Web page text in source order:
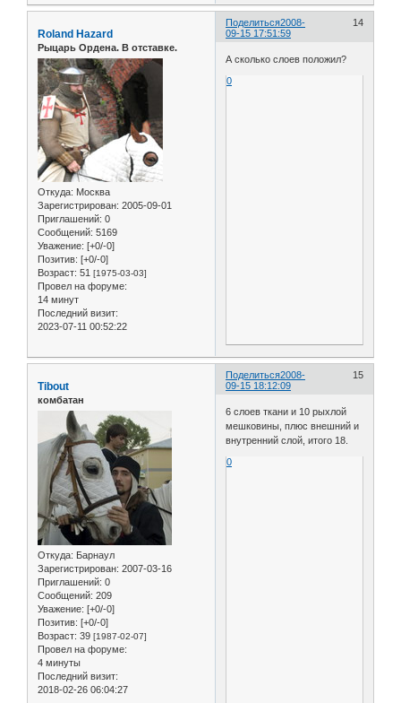
Поделиться 14
2008-
09-15 17:51:59
Roland Hazard
Рыцарь Ордена. В отставке.
Откуда: Москва
Зарегистрирован: 2005-09-01
Приглашений: 0
Сообщений: 5169
Уважение: [+0/-0]
Позитив: [+0/-0]
Возраст: 51 [1975-03-03]
Провел на форуме:
14 минут
Последний визит:
2023-07-11 00:52:22
А сколько слоев положил?
0
Поделиться 15
2008-
09-15 18:12:09
Tibout
комбатан
Откуда: Барнаул
Зарегистрирован: 2007-03-16
Приглашений: 0
Сообщений: 209
Уважение: [+0/-0]
Позитив: [+0/-0]
Возраст: 39 [1987-02-07]
Провел на форуме:
4 минуты
Последний визит:
2018-02-26 06:04:27
6 слоев ткани и 10 рыхлой
мешковины, плюс внешний и
внутренний слой, итого 18.
0